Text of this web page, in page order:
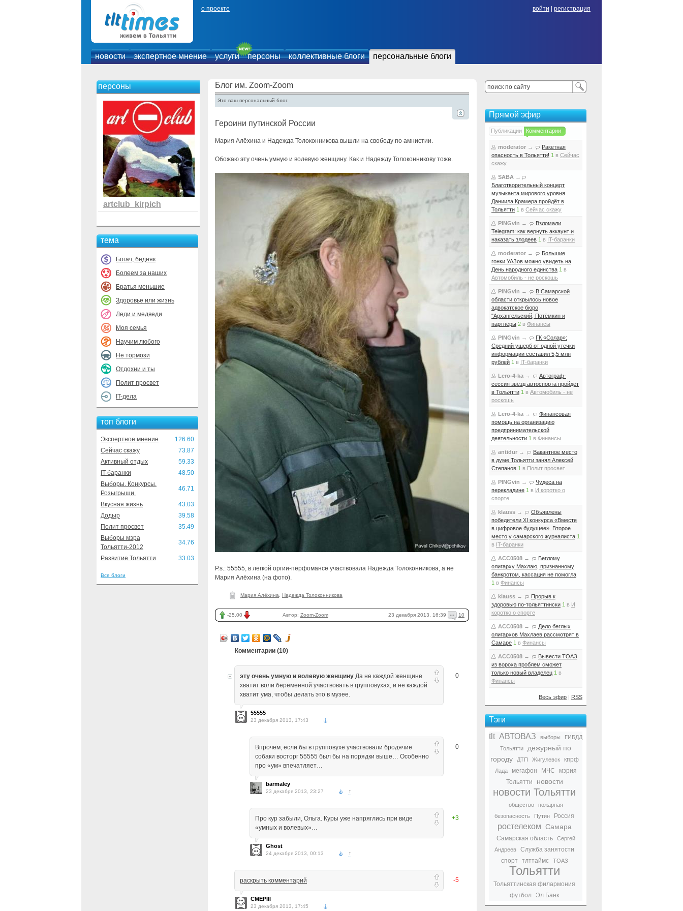
о проекте войти регистрация
новости экспертное мнение услуги персоны коллективные блоги персональные блоги
персоны
artclub_kirpich
тема
Богач, бедняк
Болеем за наших
Братья меньшие
Здоровье или жизнь
Леди и медведи
Моя семья
Научим любого
Не тормози
Отдохни и ты
Полит просвет
IT-дела
топ блоги
Экспертное мнение
126.60
Сейчас скажу
73.87
Активный отдых
59.33
IT-баранки
48.50
Выборы. Конкурсы.
Розыгрыши.
46.71
Вкусная жизнь
43.03
Додыр
39.58
Полит просвет
35.49
Выборы мэра
Тольятти-2012
34.76
Развитие Тольятти 33.03
Все блоги
Блог им. Zoom-Zoom
Это ваш персональный блог.
Героини путинской России
Мария Алёхина и Надежда Толоконникова вышли на свободу по амнистии.
Обожаю эту очень умную и волевую женщину. Как и Надежду Толоконникову тоже.
P.s.: 55555, в легкой оргии-перфомансе участвовала Надежда Толоконникова, а не
Мария Алёхина (на фото).
Мария Алёхина Надежда Толоконникова
-25.00 Автор: Zoom-Zoom 23 декабря 2013, 16:39 10
Комментарии (10)
0
эту очень умную и волевую женщину Да не каждой женщине
хватит воли беременной участвовать в групповухах, и не каждой
хватит ума, чтобы делать это в музее.
55555
23 декабря 2013, 17:43
0
Впрочем, если бы в групповухе участвовали бродячие
собаки восторг 55555 был бы на порядки выше… Особенно
про «ум» впечатляет…
barmaley
23 декабря 2013, 23:27 ↑
+3
Про кур забыли, Ольга. Куры уже напряглись при виде
«умных и волевых»…
Ghost
24 декабря 2013, 00:13 ↑
-5
раскрыть комментарий
CMEPIII
23 декабря 2013, 17:45
Прямой эфир
Публикации Комментарии
moderator →
Ракетная
опасность в Тольятти! 1 в Сейчас
скажу
SABA →
Благотворительный концерт
музыканта мирового уровня
Даниила Крамера пройдёт в
Тольятти 1 в Сейчас скажу
PINGvin →
Взломали
Telegram: как вернуть аккаунт и
наказать злодеев 1 в IT-баранки
moderator →
Большие
гонки УАЗов можно увидеть на
День народного единства 1 в
Автомобиль - не роскошь
PINGvin →
В Самарской
области открылось новое
адвокатское бюро
"Архангельский, Потёмкин и
партнёры 2 в Финансы
PINGvin →
ГК «Солар»:
Средний ущерб от одной утечки
информации составил 5,5 млн
рублей 1 в IT-баранки
Lero-4-ka →
Автограф-
сессия звёзд автоспорта пройдёт
в Тольятти 1 в Автомобиль - не
роскошь
Lero-4-ka →
Финансовая
помощь на организацию
предпринимательской
деятельности 1 в Финансы
antidur →
Вакантное место
в думе Тольятти занял Алексей
Степанов 1 в Полит просвет
PINGvin →
Чудеса на
перекладине 1 в И коротко о
спорте
klauss →
Объявлены
победители XI конкурса «Вместе
в цифровое будущее». Второе
место у самарского журналиста 1
в IT-баранки
ACC0508 →
Беглому
олигарху Махлаю, признанному
банкротом, кассация не помогла
1 в Финансы
klauss →
Прорыв к
здоровью по-тольяттински 1 в И
коротко о спорте
ACC0508 →
Дело беглых
олигархов Махлаев рассмотрят в
Самаре 1 в Финансы
ACC0508 →
Вывести ТОАЗ
из вороха проблем сможет
только новый владелец 1 в
Финансы
Весь эфир | RSS
Тэги
tlt АВТОВАЗ выборы
ГИБДД
Тольятти
дежурный по
городу
ДТП Жигулевск кпрф
Лада мегафон МЧС
мэрия
Тольятти
новости
новости Тольятти
общество
пожарная
безопасность
Путин Россия
ростелеком Самара
Самарская область
Сергей
Андреев
Служба занятости
спорт
тлттаймс ТОАЗ
Тольятти
Тольяттинская филармония
футбол
Эл Банк